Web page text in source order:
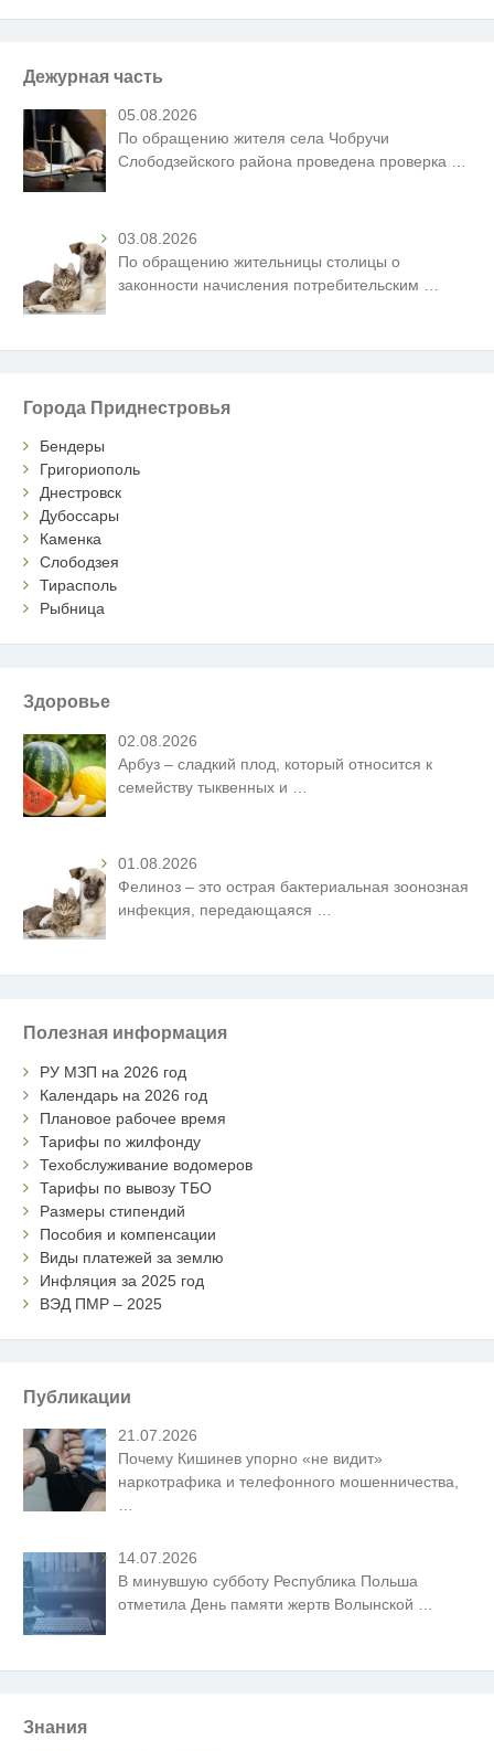
Дежурная часть
05.08.2026
По обращению жителя села Чобручи
Слободзейского района проведена проверка …
03.08.2026
По обращению жительницы столицы о
законности начисления потребительским
Города Приднестровья
Бендеры
Григориополь
Днестровск
Дубоссары
Каменка
Слободзея
Тирасполь
Рыбница
Здоровье
02.08.2026
Арбуз – сладкий плод, который относится к
семейству тыквенных и
01.08.2026
Фелиноз – это острая бактериальная зоонозная
инфекция, передающаяся
Полезная информация
РУ МЗП на 2026 год
Календарь на 2026 год
Плановое рабочее время
Тарифы по жилфонду
Техобслуживание водомеров
Тарифы по вывозу ТБО
Размеры стипендий
Пособия и компенсации
Виды платежей за землю
Инфляция за 2025 год
ВЭД ПМР – 2025
Публикации
21.07.2026
Почему Кишинев упорно «не видит»
наркотрафика и телефонного мошенничества,
14.07.2026
В минувшую субботу Республика Польша
отметила День памяти жертв Волынской …
Знания